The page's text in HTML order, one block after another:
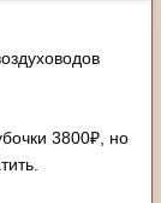
3800₽, но